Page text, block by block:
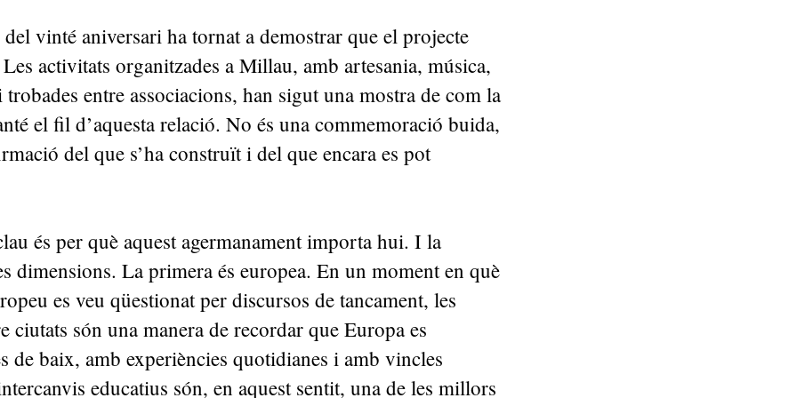
vinté aniversari ha tornat a demostrar que el projecte
activitats organitzades a Millau, amb artesania, música,
entre associacions, han sigut una mostra de com la
el fil d’aquesta relació. No és una commemoració buida,
del que s’ha construït i del que encara es pot
és per què aquest agermanament importa hui. I la
dimensions. La primera és europea. En un moment en què
es veu qüestionat per discursos de tancament, les
ciutats són una manera de recordar que Europa es
de baix, amb experiències quotidianes i amb vincles
educatius són, en aquest sentit, una de les millors